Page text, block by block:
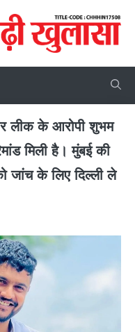
लीक के आरोपी शुभम
मिली है। मुंबई की
जांच के लिए दिल्ली ले